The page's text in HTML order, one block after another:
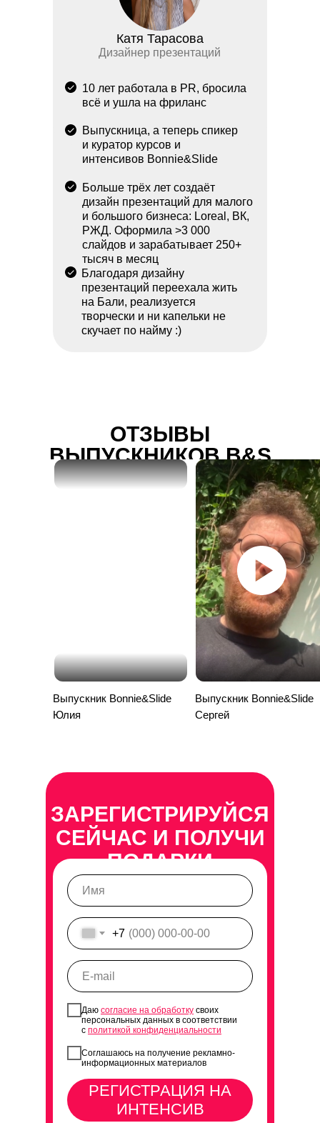
Катя Тарасова
Дизайнер презентаций
Выпускница, а теперь спикер
и куратор курсов и
интенсивов Bonnie&Slide
10 лет работала в PR, бросила
всё и ушла на фриланс
Больше трёх лет создаёт
дизайн презентаций для малого
и большого бизнеса: Loreal, ВК,
РЖД. Оформила >3 000
слайдов и зарабатывает 250+
тысяч в месяц
Благодаря дизайну
презентаций переехала жить
на Бали, реализуется
творчески и ни капельки не
скучает по найму :)
ОТЗЫВЫ
ВЫПУСКНИКОВ B&S
Сергей
Юлия
Выпускник Bonnie&Slide Выпускник Bonnie&Slide
ЗАРЕГИСТРИРУЙСЯ
СЕЙЧАС И ПОЛУЧИ
ПОДАРКИ
+7
Даю согласие на обработку своих
персональных данных в соответствии
с политикой конфиденциальности
Соглашаюсь на получение рекламно-
информационных материалов
РЕГИСТРАЦИЯ НА
ИНТЕНСИВ